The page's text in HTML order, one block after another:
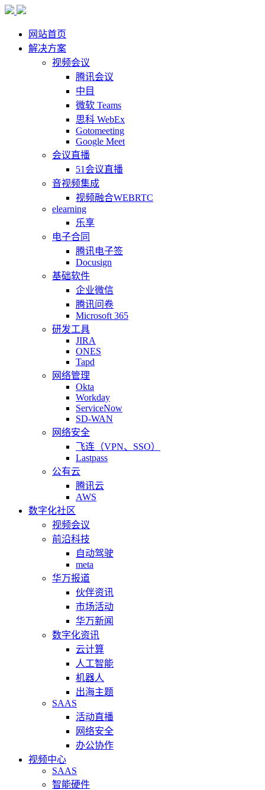
网站首页
解决方案
视频会议
腾讯会议
中目
微软 Teams
思科 WebEx
Gotomeeting
Google Meet
会议直播
51会议直播
音视频集成
视频融合WEBRTC
elearning
乐享
电子合同
腾讯电子签
Docusign
基础软件
企业微信
腾讯问卷
Microsoft 365
研发工具
JIRA
ONES
Tapd
网络管理
Okta
Workday
ServiceNow
SD-WAN
网络安全
飞连（VPN、SSO）
Lastpass
公有云
腾讯云
AWS
数字化社区
视频会议
前沿科技
自动驾驶
meta
华万报道
伙伴资讯
市场活动
华万新闻
数字化资讯
云计算
人工智能
机器人
出海主题
SAAS
活动直播
网络安全
办公协作
视频中心
SAAS
智能硬件